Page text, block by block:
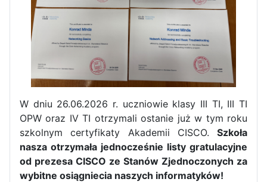
Zakończenie roku maturzystów
W dniu 26.06.2026 r. uczniowie klasy III TI, III TI
OPW oraz IV TI otrzymali ostanie już w tym roku
szkolnym certyfikaty Akademii CISCO. Szkoła
nasza otrzymała jednocześnie listy gratulacyjne
od prezesa CISCO ze Stanów Zjednoczonych za
wybitne osiągniecia naszych informatyków!